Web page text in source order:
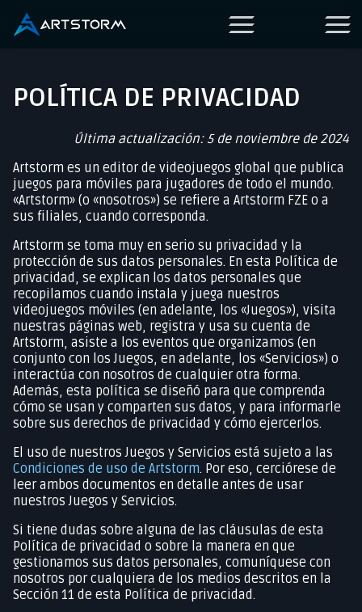
POLÍTICA DE PRIVACIDAD
Última actualización: 5 de noviembre de 2024
Artstorm es un editor de videojuegos global que publica
juegos para móviles para jugadores de todo el mundo.
«Artstorm» (o «nosotros») se refiere a Artstorm FZE o a
sus filiales, cuando corresponda.
Artstorm se toma muy en serio su privacidad y la
protección de sus datos personales. En esta Política de
privacidad, se explican los datos personales que
recopilamos cuando instala y juega nuestros
videojuegos móviles (en adelante, los «Juegos»), visita
nuestras páginas web, registra y usa su cuenta de
Artstorm, asiste a los eventos que organizamos (en
conjunto con los Juegos, en adelante, los «Servicios») o
interactúa con nosotros de cualquier otra forma.
Además, esta política se diseñó para que comprenda
cómo se usan y comparten sus datos, y para informarle
sobre sus derechos de privacidad y cómo ejercerlos.
El uso de nuestros Juegos y Servicios está sujeto a las
Condiciones de uso de Artstorm. Por eso, cerciórese de
leer ambos documentos en detalle antes de usar
nuestros Juegos y Servicios.
Si tiene dudas sobre alguna de las cláusulas de esta
Política de privacidad o sobre la manera en que
gestionamos sus datos personales, comuníquese con
nosotros por cualquiera de los medios descritos en la
Sección 11 de esta Política de privacidad.